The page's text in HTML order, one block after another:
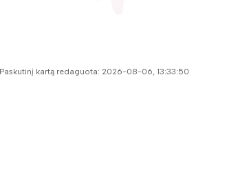
Paskutinį kartą redaguota: 2026-08-06, 13:33:50